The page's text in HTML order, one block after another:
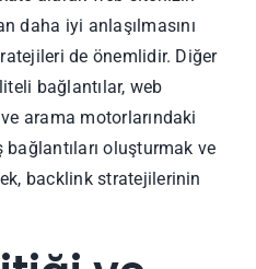
daha iyi anlaşılmasını
de önemlidir. Diğer
bağlantılar, web
arama motorlarındaki
bağlantıları oluşturmak ve
backlink stratejilerinin